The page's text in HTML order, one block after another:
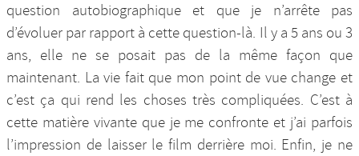
question autobiographique et que je n’arrête pas
d’évoluer par rapport à cette question-là. Il y a 5 ans ou 3
ans, elle ne se posait pas de la même façon que
maintenant. La vie fait que mon point de vue change et
c’est ça qui rend les choses très compliquées. C’est à
cette matière vivante que je me confronte et j’ai parfois
l’impression de laisser le film derrière moi. Enfin, je ne